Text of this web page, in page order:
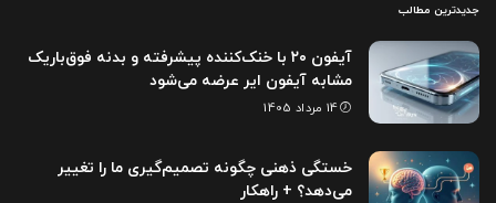
جدیدترین مطالب
آیفون ۲۰ با خنک‌کننده پیشرفته و بدنه فوق‌باریک
مشابه آیفون ایر عرضه می‌شود
14 مرداد 1405
خستگی ذهنی چگونه تصمیم‌گیری ما را تغییر
می‌دهد؟ + راهکار